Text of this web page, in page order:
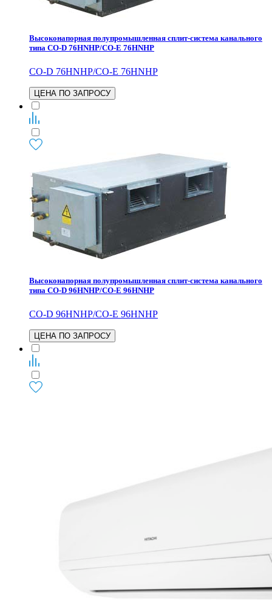
Высоконапорная полупромышленная сплит-система канального
типа CO-D 76HNHP/CO-E 76HNHP
CO-D 76HNHP/CO-E 76HNHP
ЦЕНА ПО ЗАПРОСУ
Высоконапорная полупромышленная сплит-система канального
типа CO-D 96HNHP/CO-E 96HNHP
CO-D 96HNHP/CO-E 96HNHP
ЦЕНА ПО ЗАПРОСУ